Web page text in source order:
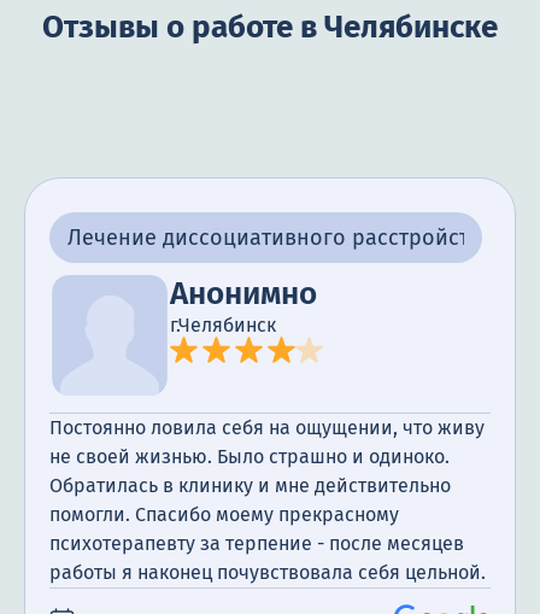
Отзывы о работе в Челябинске
Лечение диссоциативного расстройства
Анонимно
г.Челябинск
Постоянно ловила себя на ощущении, что живу
не своей жизнью. Было страшно и одиноко.
Обратилась в клинику и мне действительно
помогли. Спасибо моему прекрасному
психотерапевту за терпение - после месяцев
работы я наконец почувствовала себя цельной.